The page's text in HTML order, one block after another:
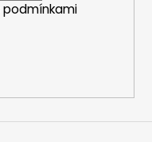
podmínkami